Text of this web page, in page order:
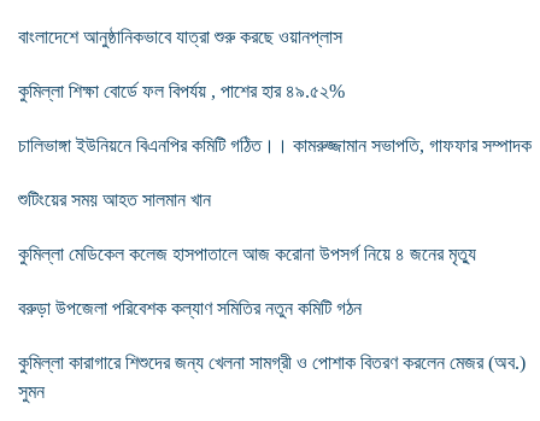
বাংলাদেশে আনুষ্ঠানিকভাবে যাত্রা শুরু করছে ওয়ানপ্লাস
কুমিল্লা শিক্ষা বোর্ডে ফল বিপর্যয় , পাশের হার ৪৯.৫২%
চালিভাঙ্গা ইউনিয়নে বিএনপির কমিটি গঠিত।। কামরুজ্জামান সভাপতি, গাফফার সম্পাদক
শুটিংয়ের সময় আহত সালমান খান
কুমিল্লা মেডিকেল কলেজ হাসপাতালে আজ করোনা উপসর্গ নিয়ে ৪ জনের মৃত্যু
বরুড়া উপজেলা পরিবেশক কল্যাণ সমিতির নতুন কমিটি গঠন
কুমিল্লা কারাগারে শিশুদের জন্য খেলনা সামগ্রী ও পোশাক বিতরণ করলেন মেজর (অব.)
সুমন